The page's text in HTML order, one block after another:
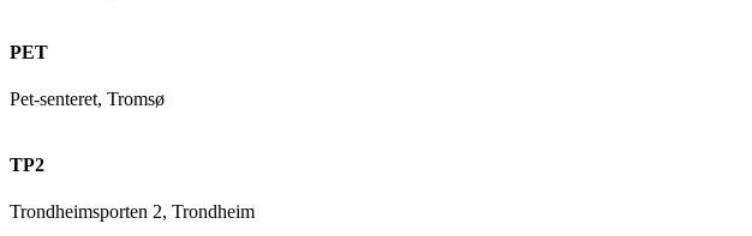
PET
Pet-senteret, Tromsø
TP2
Trondheimsporten 2, Trondheim